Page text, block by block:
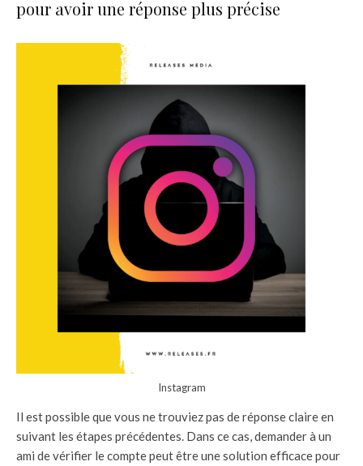
pour avoir une réponse plus précise
Instagram
Il est possible que vous ne trouviez pas de réponse claire en
suivant les étapes précédentes. Dans ce cas, demander à un
ami de vérifier le compte peut être une solution efficace pour